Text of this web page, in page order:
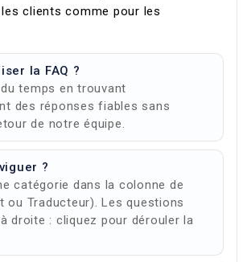
clients comme pour les
la FAQ ?
temps en trouvant
des réponses fiables sans
de notre équipe.
?
catégorie dans la colonne de
ou Traducteur). Les questions
droite : cliquez pour dérouler la